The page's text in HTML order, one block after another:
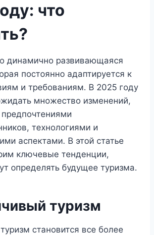
что
динамично развивающаяся
постоянно адаптируется к
и требованиям. В 2025 году
множество изменений,
технологиями и
аспектами. В этой статье
ключевые тенденции,
определять будущее туризма.
туризм
становится все более